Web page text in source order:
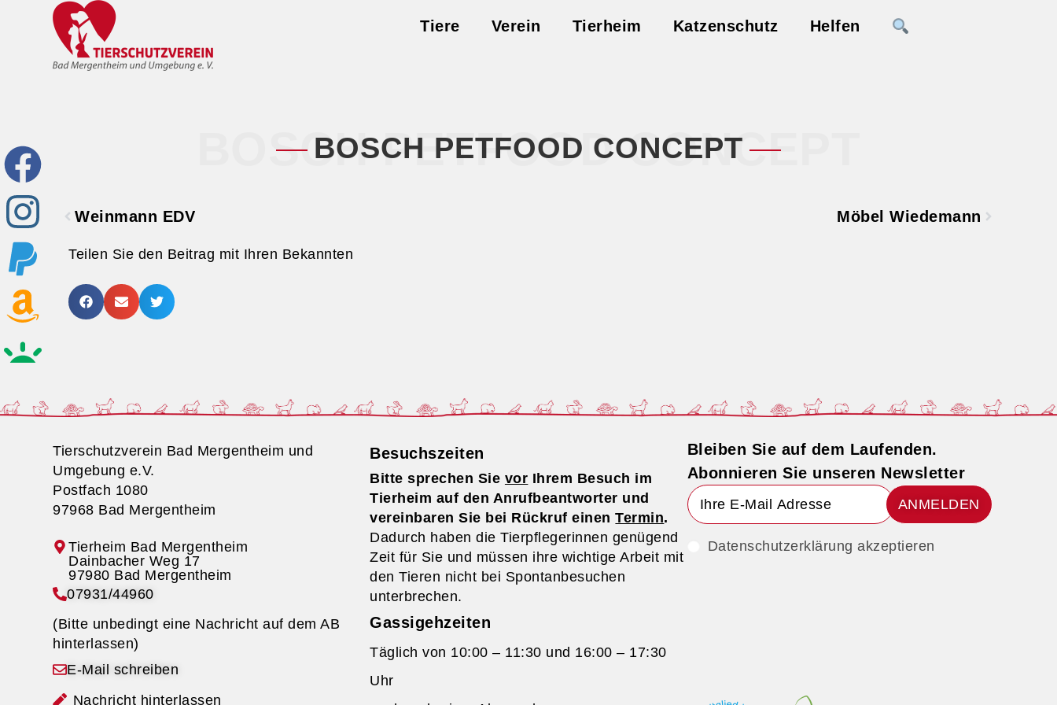
Tiere Verein Tierheim Katzenschutz Helfen
BOSCH PETFOOD CONCEPT
BOSCH PETFOOD CONCEPT
Weinmann EDV Möbel Wiedemann
Teilen Sie den Beitrag mit Ihren Bekannten
Tierschutzverein Bad Mergentheim und
Umgebung e.V.
Postfach 1080
97968 Bad Mergentheim
Tierheim Bad Mergentheim
07931/44960
(Bitte unbedingt eine Nachricht auf dem AB
hinterlassen)
E-Mail schreiben
Nachricht hinterlassen
Besuchszeiten
Bitte sprechen Sie vor Ihrem Besuch im
Tierheim auf den Anrufbeantworter und
vereinbaren Sie bei Rückruf einenTermin.
Dadurch haben die Tierpflegerinnen genügend
Zeit für Sie und müssen ihre wichtige Arbeit mit
den Tieren nicht bei Spontanbesuchen
unterbrechen.
Gassigehzeiten
Täglich von 10:00 – 11:30 und 16:00 – 17:30
Uhr
Bleiben Sie auf dem Laufenden.
Abonnieren Sie unseren Newsletter
ANMELDEN
Datenschutzerklärung akzeptieren